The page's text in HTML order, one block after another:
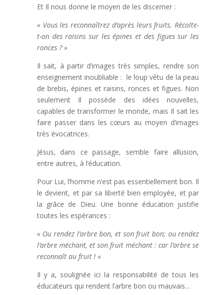
Et Il nous donne le moyen de les discerner :
« Vous les reconnaîtrez d’après leurs fruits. Récolte-
t-on des raisins sur les épines et des figues sur les
ronces ? »
Il sait, à partir d’images très simples, rendre son
enseignement inoubliable : le loup vêtu de la peau
de brebis, épines et raisins, ronces et figues. Non
seulement Il possède des idées nouvelles,
capables de transformer le monde, mais Il sait les
faire passer dans les cœurs au moyen d’images
très évocatrices.
Jésus, dans ce passage, semble faire allusion,
entre autres, à l’éducation.
Pour Lui, l’homme n’est pas essentiellement bon. Il
le devient, et par sa liberté bien employée, et par
la grâce de Dieu. Une bonne éducation justifie
toutes les espérances :
« Ou rendez l’arbre bon, et son fruit bon; ou rendez
l’arbre méchant, et son fruit méchant : car l’arbre se
reconnaît au fruit ! »
Il y a, soulignée ici la responsabilité de tous les
éducateurs qui rendent l’arbre bon ou mauvais…